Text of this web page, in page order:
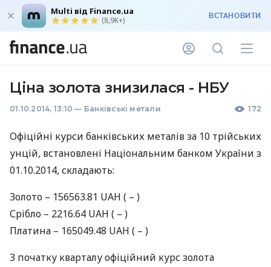
Multi від Finance.ua
(8,9K+) ВСТАНОВИТИ
Ціна золота знизилася - НБУ
01.10.2014, 13:10 — Банківські метали 172
Офіційні курси банківських металів за 10 трiйських
унцій, встановлені Національним банком України з
01.10.2014, складають:
Золото – 156563.81 UAH ( – )
Срiбло – 2216.64 UAH ( – )
Платина – 165049.48 UAH ( – )
З початку кварталу офіційний курс золота